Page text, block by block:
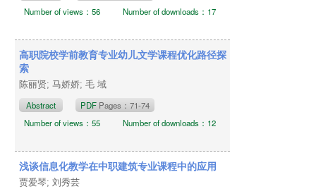
Number of views：56
Number of downloads：17
高职院校学前教育专业幼儿文学课程优化路径探
索
陈丽贤; 马娇娇; 毛 域
Abstract PDF Pages：71-74
Number of views：55
Number of downloads：12
浅谈信息化教学在中职建筑专业课程中的应用
贾爱琴; 刘秀芸